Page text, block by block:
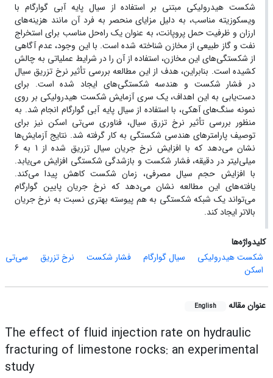
شکست هیدرولیکی مبتنی بر استفاده از سیال پایه آبی گوارگام با
ویسکوزیته مناسب، به دلیل مزایای منحصر به فرد آن مانند هزینه‌های
ارزان و ظرفیت حمل پروپانت، به عنوان یک راه‌حل مناسب برای استخراج
نفت و گاز طبیعی از مخازن شناخته شده است. با این وجود، عدم آگاهی
از شکستگی‌های این مخازن، استفاده از آن را در شرایط عملیاتی به چالش
کشیده است. بنابراین، هدف از این مطالعه بررسی تأثیر نرخ تزریق سیال
در فشار شکست و هندسه شکستگی‌های ایجاد شده است. برای
دست‌یابی به این اهداف، یک سری آزمایش شکست هیدرولیکی بر روی
نمونه سنگ‌های آهکی، با استفاده از سیال پایه آبی گوارگام انجام شد. به
منظور بررسی تأثیر نرخ تزرق سیال، فناوری سی‌تی اسکن نیز برای
توصیف پارامترهای هندسی شکستگی به کار گرفته شد. نتایج آزمایش‌ها
نشان می‌دهد که با افزایش نرخ جریان سیال تزریق شده از 1 به 6
میلی‌لیتر در دقیقه، فشار شکست و بازشدگی شکستگی افزایش می‌یابد.
با افزایش حجم سیال مصرفی، زمان شکست کاهش پیدا می‌کند.
یافته‌های این مطالعه نشان می‌دهد که نرخ جریان پایین گوارگام
می‌تواند یک شبکه شکستگی به هم پیوسته بهتری نسبت به نرخ جریان
بالاتر ایجاد کند.
کلیدواژه‌ها
شکست هیدرولیکی
سیال گوارگام فشار شکست نرخ تزریق
سی‌تی
اسکن
عنوان مقاله English
The effect of fluid injection rate on hydraulic
fracturing of limestone rocks: an experimental
study